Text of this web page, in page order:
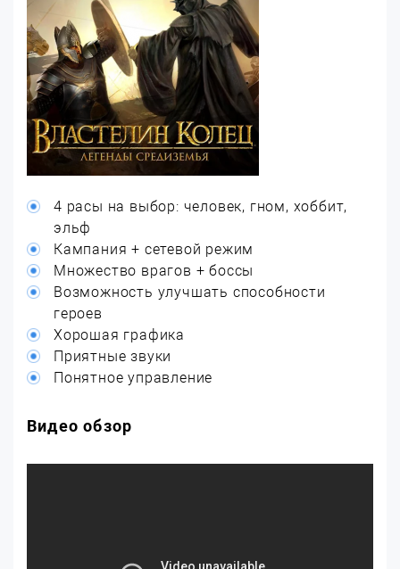
4 расы на выбор: человек, гном, хоббит,
эльф
Кампания + сетевой режим
Множество врагов + боссы
Возможность улучшать способности
героев
Хорошая графика
Приятные звуки
Понятное управление
Видео обзор